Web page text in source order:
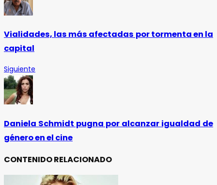
Vialidades, las más afectadas por tormenta en la
capital
Siguiente
Daniela Schmidt pugna por alcanzar igualdad de
género en el cine
CONTENIDO RELACIONADO